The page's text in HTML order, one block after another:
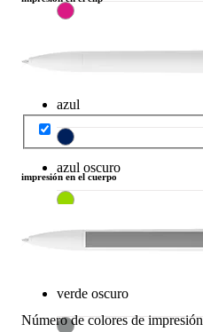
azul
azul oscuro
verde claro
verde oscuro
impresión en el cuerpo
Número de colores de impresión